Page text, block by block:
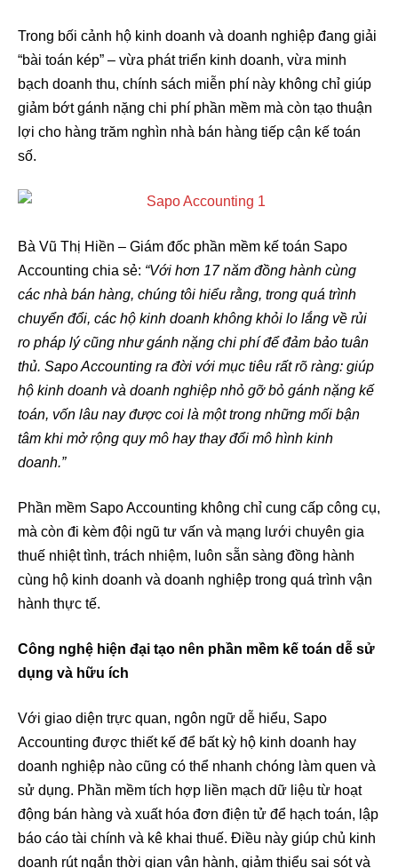
Trong bối cảnh hộ kinh doanh và doanh nghiệp đang giải
“bài toán kép” – vừa phát triển kinh doanh, vừa minh
bạch doanh thu, chính sách miễn phí này không chỉ giúp
giảm bớt gánh nặng chi phí phần mềm mà còn tạo thuận
lợi cho hàng trăm nghìn nhà bán hàng tiếp cận kế toán
số.
Bà Vũ Thị Hiền – Giám đốc phần mềm kế toán Sapo
Accounting chia sẻ: “Với hơn 17 năm đồng hành cùng
các nhà bán hàng, chúng tôi hiểu rằng, trong quá trình
chuyển đổi, các hộ kinh doanh không khỏi lo lắng về rủi
ro pháp lý cũng như gánh nặng chi phí để đảm bảo tuân
thủ. Sapo Accounting ra đời với mục tiêu rất rõ ràng: giúp
hộ kinh doanh và doanh nghiệp nhỏ gỡ bỏ gánh nặng kế
toán, vốn lâu nay được coi là một trong những mối bận
tâm khi mở rộng quy mô hay thay đổi mô hình kinh
doanh.”
Phần mềm Sapo Accounting không chỉ cung cấp công cụ,
mà còn đi kèm đội ngũ tư vấn và mạng lưới chuyên gia
thuế nhiệt tình, trách nhiệm, luôn sẵn sàng đồng hành
cùng hộ kinh doanh và doanh nghiệp trong quá trình vận
hành thực tế.
Công nghệ hiện đại tạo nên phần mềm kế toán dễ sử
dụng và hữu ích
Với giao diện trực quan, ngôn ngữ dễ hiểu, Sapo
Accounting được thiết kế để bất kỳ hộ kinh doanh hay
doanh nghiệp nào cũng có thể nhanh chóng làm quen và
sử dụng. Phần mềm tích hợp liền mạch dữ liệu từ hoạt
động bán hàng và xuất hóa đơn điện tử để hạch toán, lập
báo cáo tài chính và kê khai thuế. Điều này giúp chủ kinh
doanh rút ngắn thời gian vận hành, giảm thiểu sai sót và